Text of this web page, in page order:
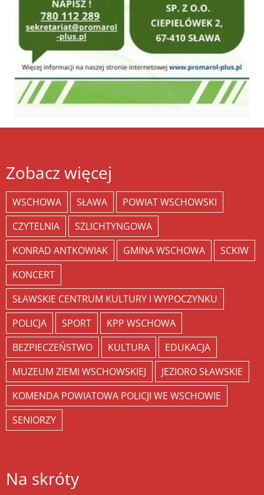
Zobacz więcej
WSCHOWA SŁAWA
POWIAT WSCHOWSKI
CZYTELNIA
SZLICHTYNGOWA
KONRAD ANTKOWIAK
GMINA WSCHOWA
SCKIW
KONCERT
SŁAWSKIE CENTRUM KULTURY I WYPOCZYNKU
POLICJA
SPORT
KPP WSCHOWA
BEZPIECZEŃSTWO
KULTURA
EDUKACJA
MUZEUM ZIEMI WSCHOWSKIEJ
JEZIORO SŁAWSKIE
KOMENDA POWIATOWA POLICJI WE WSCHOWIE
SENIORZY
Na skróty